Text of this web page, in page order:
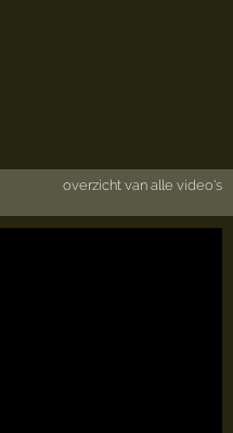
overzicht van alle video's